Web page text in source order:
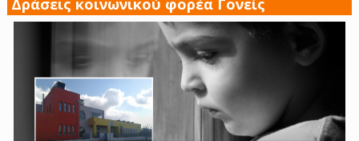
Δράσεις κοινωνικού φορέα Γονείς